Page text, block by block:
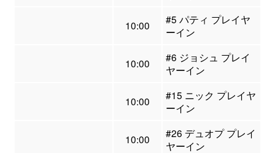
10:00
#5 パティ プレイヤ
ーイン
10:00
#6 ジョシュ プレイ
ヤーイン
10:00
#15 ニック プレイヤ
ーイン
10:00
#26 デュオプ プレイ
ヤーイン